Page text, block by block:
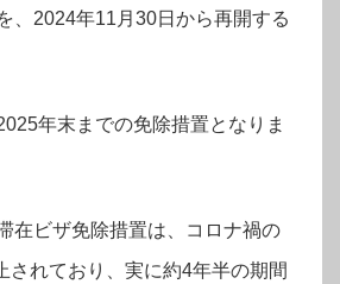
、2024年11月30日から再開する
年末までの免除措置となりま
在ビザ免除措置は、コロナ禍の
されており、実に約4年半の期間